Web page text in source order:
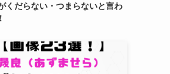
くだらない・つまらないと言わ